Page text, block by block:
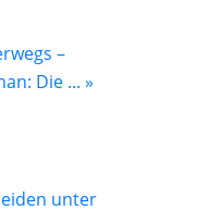
–
Die ... »
unter